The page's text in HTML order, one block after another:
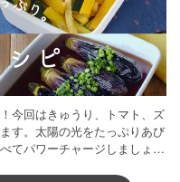
今回はきゅうり、トマト、ズ
す。太陽の光をたっぷりあび
てパワーチャージしましょう